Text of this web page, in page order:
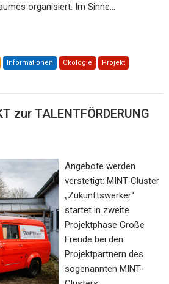
organisiert. Im Sinne…
Informationen Ökologie Projekt
zur TALENTFÖRDERUNG
Angebote werden
verstetigt: MINT-Cluster
„Zukunftswerker“
startet in zweite
Projektphase Große
Freude bei den
Projektpartnern des
sogenannten MINT-